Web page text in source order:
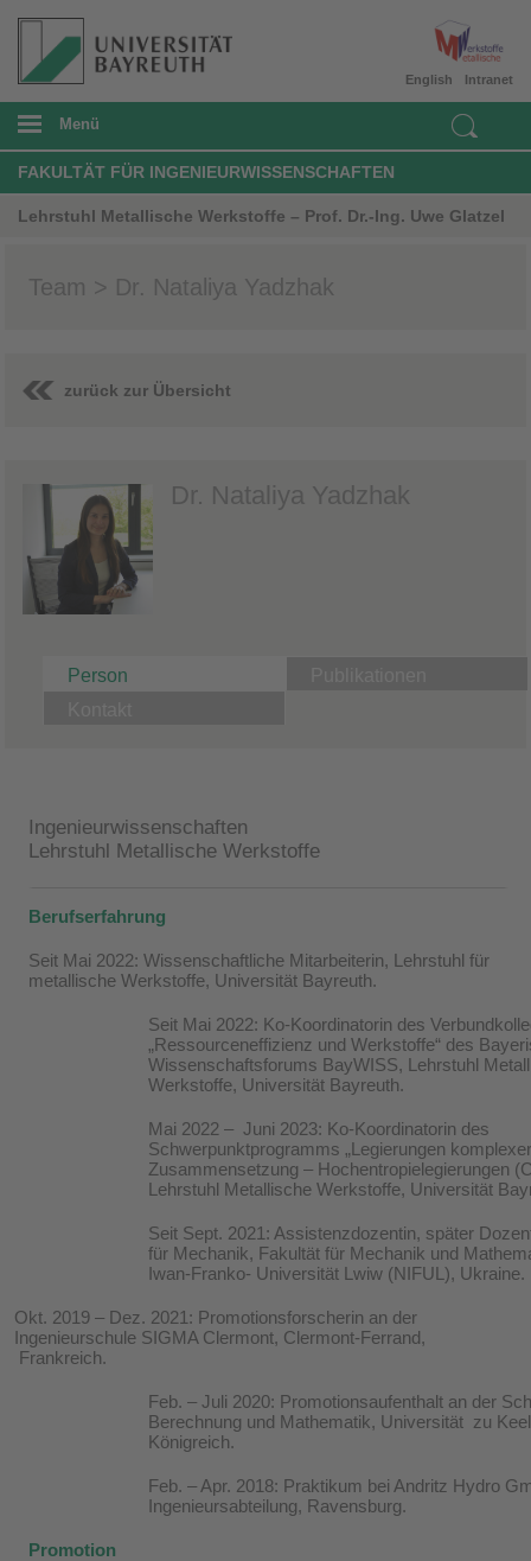
Intranet
English
Menü
FAKULTÄT FÜR INGENIEURWISSENSCHAFTEN
Lehrstuhl Metallische Werkstoffe – Prof. Dr.-Ing. Uwe Glatzel
Team > Dr. Nataliya Yadzhak
zurück zur Übersicht
Dr. Nataliya Yadzhak
Person
Ingenieurwissenschaften
Lehrstuhl Metallische Werkstoffe
Berufserfahrung
Seit Mai 2022: Wissenschaftliche Mitarbeiterin, Lehrstuhl für
metallische Werkstoffe, Universität Bayreuth.
Seit Mai 2022: Ko-Koordinatorin des
„Ressourceneffizienz und Werkstoffe“ des
Wissenschaftsforums BayWISS, Lehrstuhl
Werkstoffe, Universität Bayreuth.
Mai 2022 – Juni 2023: Ko-Koordinatorin des
Schwerpunktprogramms „Legierungen
Zusammensetzung – Hochentropielegierungen
Lehrstuhl Metallische Werkstoffe, Universität
Seit Sept. 2021: Assistenzdozentin, später
für Mechanik, Fakultät für Mechanik und
Iwan-Franko- Universität Lwiw (NIFUL),
Okt. 2019 – Dez. 2021: Promotionsforscherin an der
Ingenieurschule SIGMA Clermont, Clermont-Ferrand,
Frankreich.
Feb. – Juli 2020: Promotionsaufenthalt an der
Berechnung und Mathematik, Universität zu
Königreich.
Feb. – Apr. 2018: Praktikum bei Andritz Hydro
Ingenieursabteilung, Ravensburg.
Promotion